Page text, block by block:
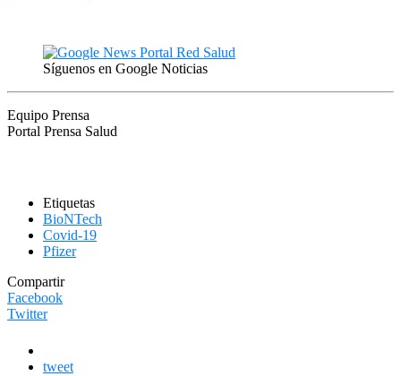
Síguenos en Google Noticias
Equipo Prensa
Portal Prensa Salud
Etiquetas
BioNTech
Covid-19
Pfizer
Compartir
Facebook
Twitter
tweet